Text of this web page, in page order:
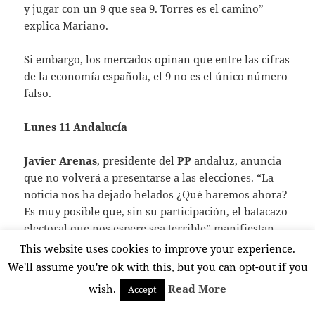
y jugar con un 9 que sea 9. Torres es el camino”
explica Mariano.
Si embargo, los mercados opinan que entre las cifras
de la economía española, el 9 no es el único número
falso.
Lunes 11 Andalucía
Javier Arenas, presidente delPP andaluz, anuncia
que no volverá a presentarse a las elecciones. “La
noticia nos ha dejado helados ¿Qué haremos ahora?
Es muy posible que, sin su participación, el batacazo
electoral que nos espere sea terrible” manifiestan
entre sinceras lágrimas de dolor distintos líderes del
Partido Socialista de Anadalucía, quienes, junto
Izquierda Unida
quédate, Arenas quédate, Arenaaas quédate”.
This website uses cookies to improve your experience.
We'll assume you're ok with this, but you can opt-out if you
wish.
Accept Read More